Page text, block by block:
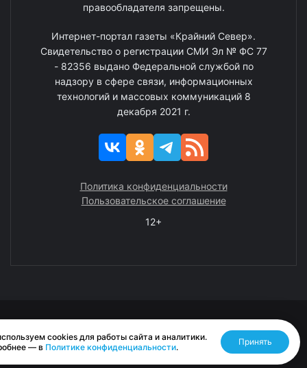
правообладателя запрещены.
Интернет-портал газеты «Крайний Север».
Свидетельство о регистрации СМИ Эл № ФС 77
- 82356 выдано Федеральной службой по
надзору в сфере связи, информационных
технологий и массовых коммуникаций 8
декабря 2021 г.
Политика конфиденциальности
Пользовательское соглашение
12+
Разработано RASA
cookies для работы сайта и аналитики.
— в Политике конфиденциальности.
Принять